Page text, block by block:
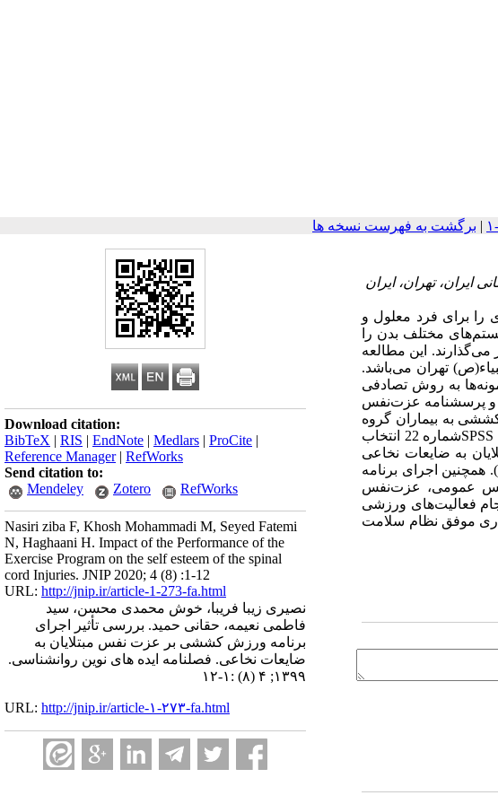
| برگشت به فهرست نسخه ها
Download citation:
BibTeX | RIS | EndNote | Medlars | ProCite |
Reference Manager| RefWorks
Send citation to:
Mendeley
Zotero RefWorks
Nasiri ziba F, Khosh Mohammadi M, Seyed Fatemi
N, Haghaani H. Impact of the Performance of the
Exercise Program on the self esteem of the spinal
cord Injuries. JNIP 2020; 4 (8) :1-12
URL: http://jnip.ir/article-1-273-fa.html
نصیری زیبا فریبا، خوش محمدی محسن، سید
فاطمی نعیمه، حقانی حمید. بررسی تأثیر اجرای
برنامه ورزش کششی بر عزت نفس مبتلایان به
ضایعات نخاعی. فصلنامه ایده های نوین روانشناسی.
۱۳۹۹; ۴ (۸) :۱-۱۲
URL: http://jnip.ir/article-۱-۲۷۳-fa.html
ایران، تهران، ایران
برای فرد معلول و
مختلف بدن را
این مطالعه
تهران می‌باشد.
نمونه‌ها به روش تصادفی
دموگرافیک و پرسشنامه عزت‌نفس
کششی به بیماران گروه
SPSS
شماره 22 انتخاب
به ضایعات نخاعی
). همچنین اجرای برنامه
عمومی، عزت‌نفس
فعالیت‌های ورزشی
موفق نظام سلامت